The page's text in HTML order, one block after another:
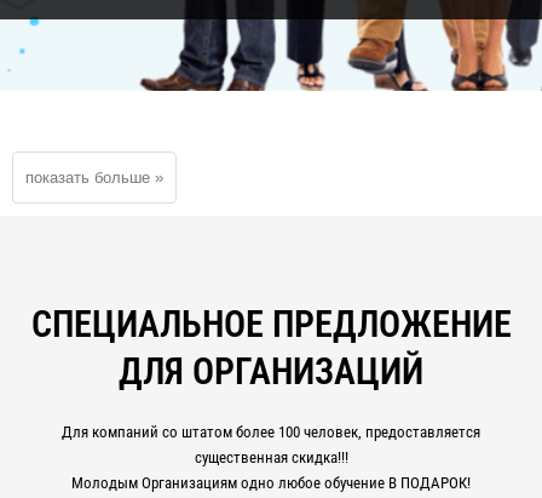
СПЕЦИАЛЬНОЕ ПРЕДЛОЖЕНИЕ
ДЛЯ ОРГАНИЗАЦИЙ
Для компаний со штатом более 100 человек, предоставляется
существенная скидка!!!
Молодым Организациям одно любое обучение В ПОДАРОК!